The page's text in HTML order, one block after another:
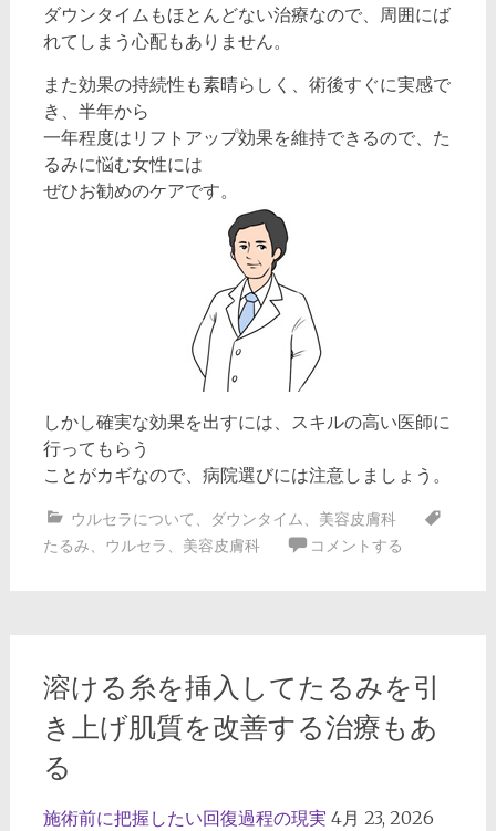
ダウンタイムもほとんどない治療なので、周囲にば
れてしまう心配もありません。
また効果の持続性も素晴らしく、術後すぐに実感で
き、半年から
一年程度はリフトアップ効果を維持できるので、た
るみに悩む女性には
ぜひお勧めのケアです。
しかし確実な効果を出すには、スキルの高い医師に
行ってもらう
ことがカギなので、病院選びには注意しましょう。
ウルセラについて 、 ダウンタイム、 美容皮膚科
たるみ、 ウルセラ 、 美容皮膚科 コメントする
溶ける糸を挿入してたるみを引
き上げ肌質を改善する治療もあ
る
施術前に把握したい回復過程の現実 4月 23, 2026